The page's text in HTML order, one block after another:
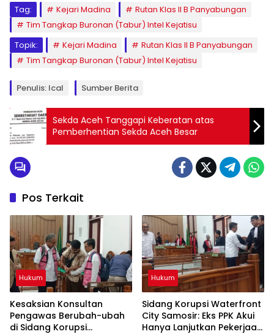
Tag: Kejari Madina
Rutan Klas II B Panyabungan
Tim Tangkap Buronan (Tabur) Intel Kejatisu
Topik:
Kejari Madina
Rutan Klas II B Panyabungan
Tim Tangkap Buronan (Tabur) Intel Kejatisu
Penulis: Ical Sumber Berita
Sekda Aceh Tanggapi Keberatan atas
Pemberhentian Sekda Aceh Besar
Pos Terkait
Hukum
Kesaksian Konsultan
Pengawas Berubah-ubah
di Sidang Korupsi
Hukum
Sidang Korupsi Waterfront
City Samosir: Eks PPK Akui
Hanya Lanjutkan Pekerjaan,